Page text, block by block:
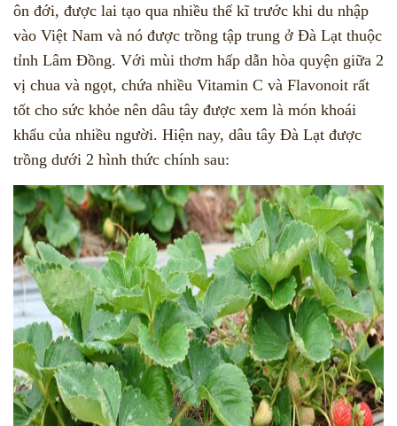
ôn đới, được lai tạo qua nhiều thế kĩ trước khi du nhập
vào Việt Nam và nó được trồng tập trung ở Đà Lạt thuộc
tỉnh Lâm Đồng. Với mùi thơm hấp dẫn hòa quyện giữa 2
vị chua và ngọt, chứa nhiều Vitamin C và Flavonoit rất
tốt cho sức khỏe nên dâu tây được xem là món khoái
khẩu của nhiều người. Hiện nay, dâu tây Đà Lạt được
trồng dưới 2 hình thức chính sau: